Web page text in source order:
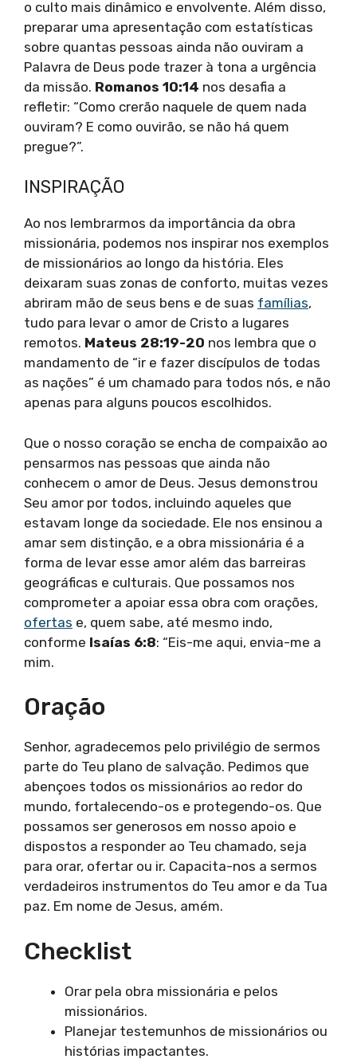
o culto mais dinâmico e envolvente. Além disso,
preparar uma apresentação com estatísticas
sobre quantas pessoas ainda não ouviram a
Palavra de Deus pode trazer à tona a urgência
da missão. Romanos 10:14 nos desafia a
refletir: “Como crerão naquele de quem nada
ouviram? E como ouvirão, se não há quem
pregue?”.
INSPIRAÇÃO
Ao nos lembrarmos da importância da obra
missionária, podemos nos inspirar nos exemplos
de missionários ao longo da história. Eles
deixaram suas zonas de conforto, muitas vezes
abriram mão de seus bens e de suas famílias,
tudo para levar o amor de Cristo a lugares
remotos. Mateus 28:19-20 nos lembra que o
mandamento de “ir e fazer discípulos de todas
as nações” é um chamado para todos nós, e não
apenas para alguns poucos escolhidos.
Que o nosso coração se encha de compaixão ao
pensarmos nas pessoas que ainda não
conhecem o amor de Deus. Jesus demonstrou
Seu amor por todos, incluindo aqueles que
estavam longe da sociedade. Ele nos ensinou a
amar sem distinção, e a obra missionária é a
forma de levar esse amor além das barreiras
geográficas e culturais. Que possamos nos
comprometer a apoiar essa obra com orações,
ofertas e, quem sabe, até mesmo indo,
conforme Isaías 6:8: “Eis-me aqui, envia-me a
mim.
Oração
Senhor, agradecemos pelo privilégio de sermos
parte do Teu plano de salvação. Pedimos que
abençoes todos os missionários ao redor do
mundo, fortalecendo-os e protegendo-os. Que
possamos ser generosos em nosso apoio e
dispostos a responder ao Teu chamado, seja
para orar, ofertar ou ir. Capacita-nos a sermos
verdadeiros instrumentos do Teu amor e da Tua
paz. Em nome de Jesus, amém.
Checklist
Orar pela obra missionária e pelos
missionários.
Planejar testemunhos de missionários ou
histórias impactantes.